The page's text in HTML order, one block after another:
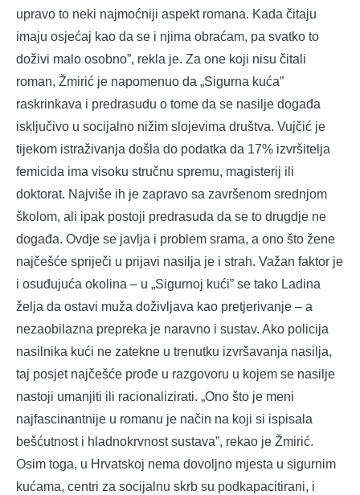
upravo to neki najmoćniji aspekt romana. Kada čitaju
imaju osjećaj kao da se i njima obraćam, pa svatko to
doživi malo osobno”, rekla je. Za one koji nisu čitali
roman, Žmirić je napomenuo da „Sigurna kuća”
raskrinkava i predrasudu o tome da se nasilje događa
isključivo u socijalno nižim slojevima društva. Vujčić je
tijekom istraživanja došla do podatka da 17% izvršitelja
femicida ima visoku stručnu spremu, magisterij ili
doktorat. Najviše ih je zapravo sa završenom srednjom
školom, ali ipak postoji predrasuda da se to drugdje ne
događa. Ovdje se javlja i problem srama, a ono što žene
najčešće spriječi u prijavi nasilja je i strah. Važan faktor je
i osuđujuća okolina – u „Sigurnoj kući” se tako Ladina
želja da ostavi muža doživljava kao pretjerivanje – a
nezaobilazna prepreka je naravno i sustav. Ako policija
nasilnika kući ne zatekne u trenutku izvršavanja nasilja,
taj posjet najčešće prođe u razgovoru u kojem se nasilje
nastoji umanjiti ili racionalizirati. „Ono što je meni
najfascinantnije u romanu je način na koji si ispisala
bešćutnost i hladnokrvnost sustava”, rekao je Žmirić.
Osim toga, u Hrvatskoj nema dovoljno mjesta u sigurnim
kućama, centri za socijalnu skrb su podkapacitirani, i